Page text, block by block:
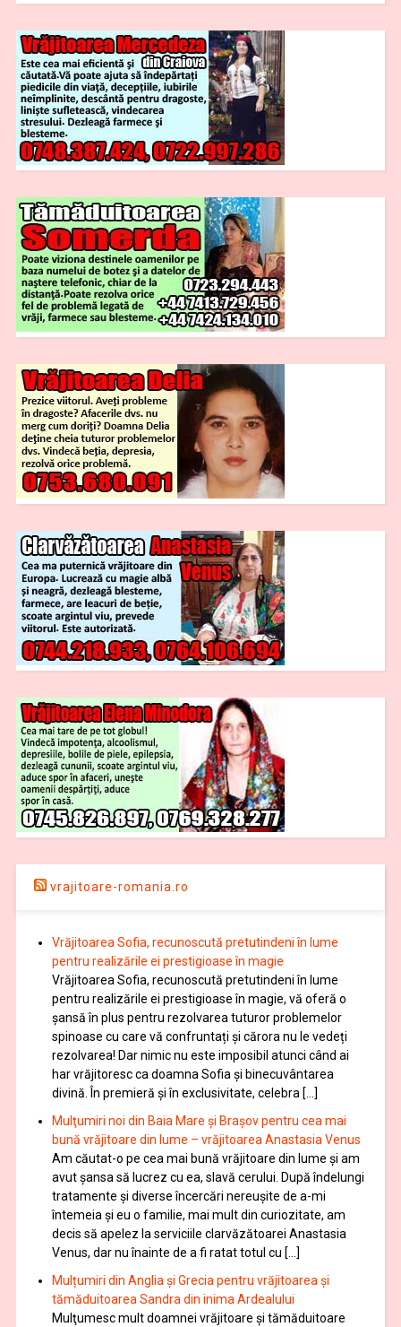
vrajitoare-romania.ro
Vrăjitoarea Sofia, recunoscută pretutindeni în lume
pentru realizările ei prestigioase în magie
Vrăjitoarea Sofia, recunoscută pretutindeni în lume
pentru realizările ei prestigioase în magie, vă oferă o
şansă în plus pentru rezolvarea tuturor problemelor
spinoase cu care vă confruntați și cărora nu le vedeți
rezolvarea! Dar nimic nu este imposibil atunci când ai
har vrăjitoresc ca doamna Sofia şi binecuvântarea
divină. În premieră şi în exclusivitate, celebra […]
Mulţumiri noi din Baia Mare și Brașov pentru cea mai
bună vrăjitoare din lume – vrăjitoarea Anastasia Venus
Am căutat-o pe cea mai bună vrăjitoare din lume și am
avut șansa să lucrez cu ea, slavă cerului. După îndelungi
tratamente şi diverse încercări nereușite de a-mi
întemeia şi eu o familie, mai mult din curiozitate, am
decis să apelez la serviciile clarvăzătoarei Anastasia
Venus, dar nu înainte de a fi ratat totul cu […]
Mulțumiri din Anglia și Grecia pentru vrăjitoarea și
tămăduitoarea Sandra din inima Ardealului
Mulţumesc mult doamnei vrăjitoare și tămăduitoare